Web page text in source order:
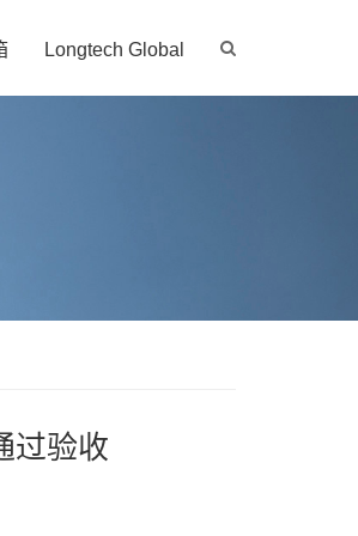
Longtech Global
过验收